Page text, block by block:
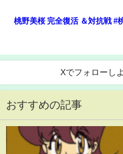
桃野美桜 完全復活 ＆対抗戦 #桃野美桜 #女子プロレ
Xでフォローし
おすすめの記事